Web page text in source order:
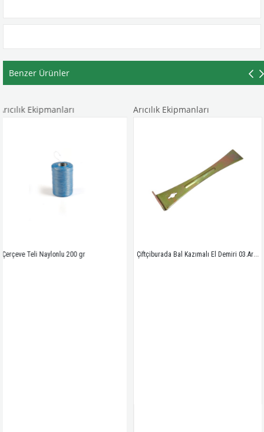
Benzer Ürünler
200 gr
Arıcılık Ekipmanları
Çiftçiburada Bal Kazımalı El Demiri 03.Arı.32 Suni Deri